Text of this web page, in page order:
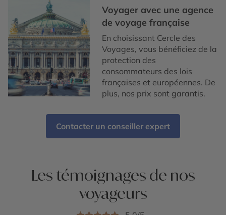
Voyager avec une agence
de voyage française
En choisissant Cercle des
Voyages, vous bénéficiez de la
protection des
consommateurs des lois
françaises et européennes. De
plus, nos prix sont garantis.
Contacter un conseiller expert
Les témoignages de nos
voyageurs